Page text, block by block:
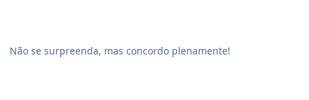
Não se surpreenda, mas concordo plenamente!